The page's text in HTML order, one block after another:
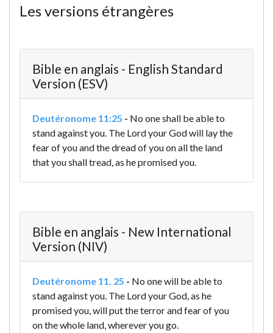
Les versions étrangères
Bible en anglais - English Standard
Version (ESV)
Deutéronome 11:25 - No one shall be able to
stand against you. The Lord your God will lay the
fear of you and the dread of you on all the land
that you shall tread, as he promised you.
Bible en anglais - New International
Version (NIV)
Deutéronome 11. 25 - No one will be able to
stand against you. The Lord your God, as he
promised you, will put the terror and fear of you
on the whole land, wherever you go.